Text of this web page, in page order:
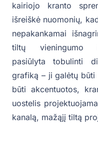
kairiojo kranto
išreiškė nuomonių,
nepakankamai
tiltų vieningumo
pasiūlyta tobulinti
grafiką – ji galėtų būti
būti akcentuotos,
uostelis
kanalą, mažąjį tiltą